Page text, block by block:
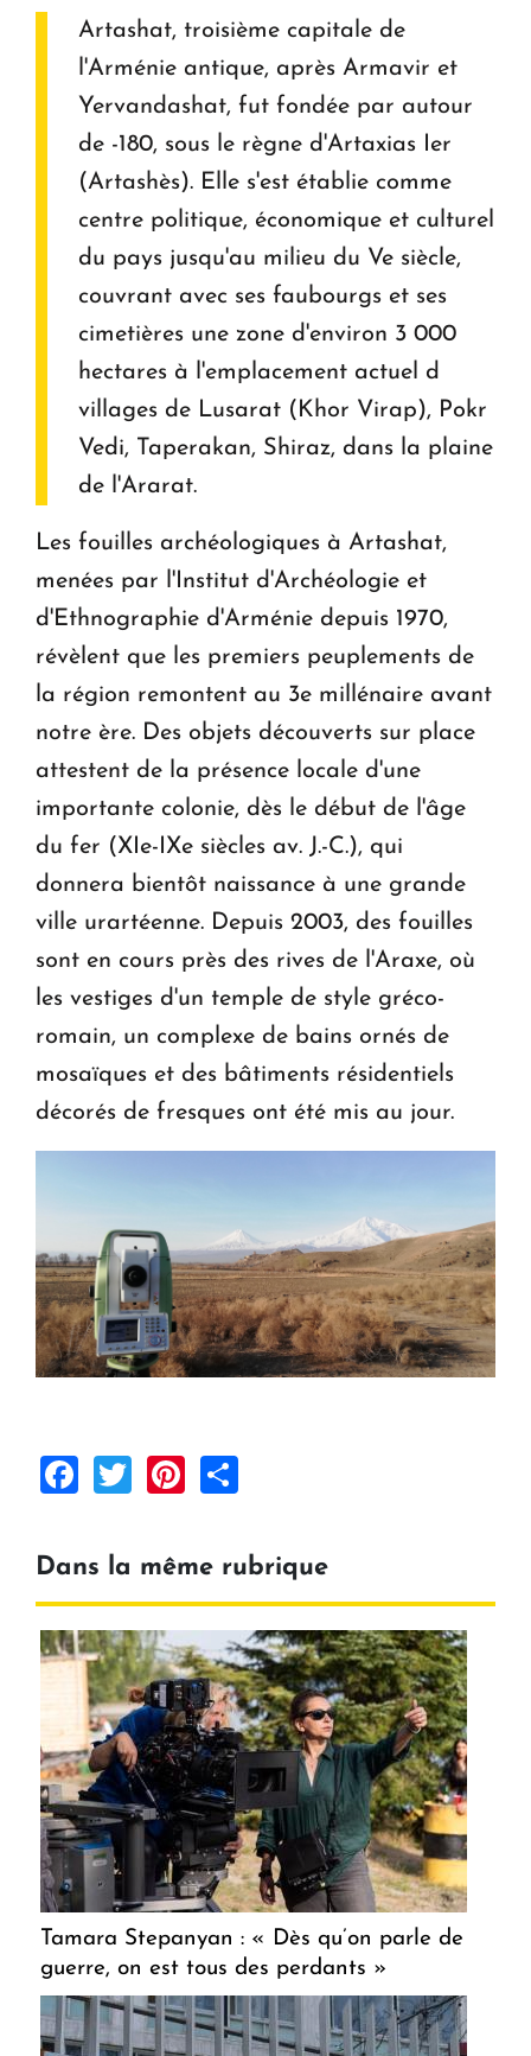
Artashat, troisième capitale de
l'Arménie antique, après Armavir et
Yervandashat, fut fondée par autour
de -180, sous le règne d'Artaxias Ier
(Artashès). Elle s'est établie comme
centre politique, économique et culturel
du pays jusqu'au milieu du Ve siècle,
couvrant avec ses faubourgs et ses
cimetières une zone d'environ 3 000
hectares à l'emplacement actuel d
villages de Lusarat (Khor Virap), Pokr
Vedi, Taperakan, Shiraz, dans la plaine
de l'Ararat.
Les fouilles archéologiques à Artashat,
menées par l'Institut d'Archéologie et
d'Ethnographie d'Arménie depuis 1970,
révèlent que les premiers peuplements de
la région remontent au 3e millénaire avant
notre ère. Des objets découverts sur place
attestent de la présence locale d'une
importante colonie, dès le début de l'âge
du fer (XIe-IXe siècles av. J.-C.), qui
donnera bientôt naissance à une grande
ville urartéenne. Depuis 2003, des fouilles
sont en cours près des rives de l'Araxe, où
les vestiges d'un temple de style gréco-
romain, un complexe de bains ornés de
mosaïques et des bâtiments résidentiels
décorés de fresques ont été mis au jour.
Facebook
TwitterPinterest
Dans la même rubrique
Tamara Stepanyan : « Dès qu’on parle de
guerre, on est tous des perdants »